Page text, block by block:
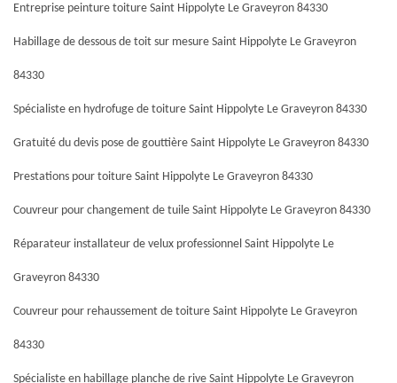
Entreprise peinture toiture Saint Hippolyte Le Graveyron 84330
Habillage de dessous de toit sur mesure Saint Hippolyte Le Graveyron
84330
Spécialiste en hydrofuge de toiture Saint Hippolyte Le Graveyron 84330
Gratuité du devis pose de gouttière Saint Hippolyte Le Graveyron 84330
Prestations pour toiture Saint Hippolyte Le Graveyron 84330
Couvreur pour changement de tuile Saint Hippolyte Le Graveyron 84330
Réparateur installateur de velux professionnel Saint Hippolyte Le
Graveyron 84330
Couvreur pour rehaussement de toiture Saint Hippolyte Le Graveyron
84330
Spécialiste en habillage planche de rive Saint Hippolyte Le Graveyron